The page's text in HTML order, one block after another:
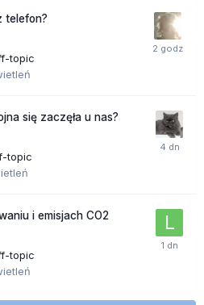
telefon?
topic
się zaczęła u nas?
topic
i emisjach CO2
topic